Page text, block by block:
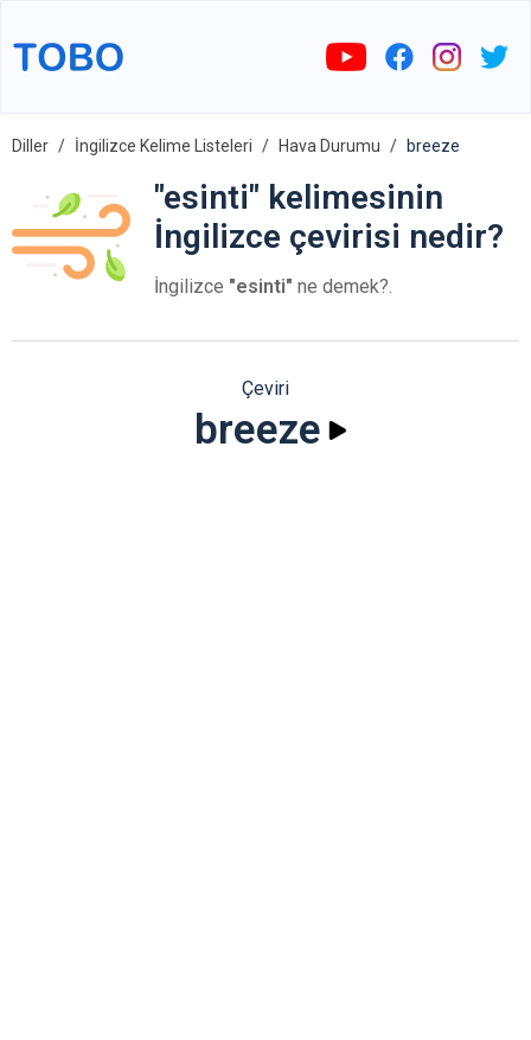
Diller İngilizce Kelime Listeleri Hava Durumu breeze
"esinti" kelimesinin
İngilizce çevirisi nedir?
İngilizce "esinti" ne demek?.
Çeviri
breeze